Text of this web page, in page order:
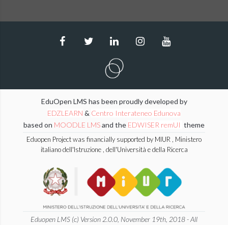
EduOpen LMS has been proudly developed by
EDZLEARN & Centro Interateneo Edunova
based on MOODLE LMSand the EDWISER remUI theme
Eduopen Project was financially supported by MIUR , Ministero
italiano dell'Istruzione , dell'Università e della Ricerca
Eduopen LMS (c) Version 2.0.0, November 19th, 2018 - All